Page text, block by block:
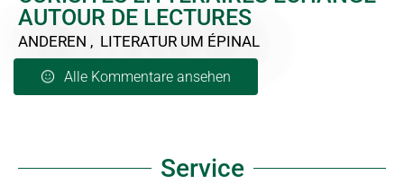
AUTOUR DE LECTURES
ANDEREN , LITERATUR UM ÉPINAL
Alle Kommentare ansehen
Service